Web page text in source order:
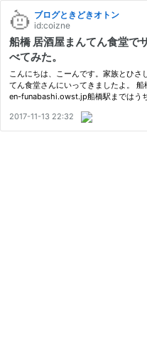
ブログときどきオトン
id:coizne
船橋 居酒屋まんてん食堂で
べてみた。
こんにちは、こーんです。家族とひさ
てん食堂さんにいってきましたよ。
en-funabashi.owst.jp船橋駅まではう
ました。今回のメインはなんといって
「…
2017-11-13 22:32